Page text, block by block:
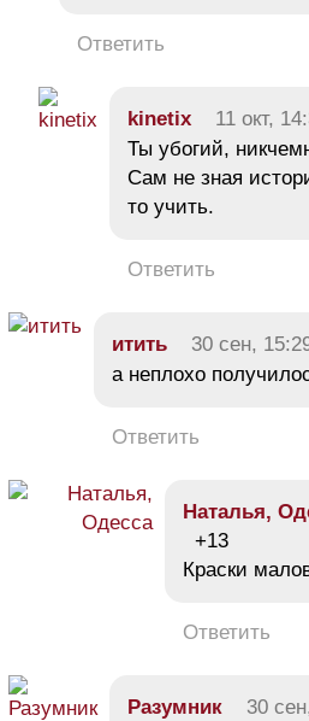
Ответить
kinetix 11 окт,
Ты убогий,
Сам не зная
то учить.
Ответить
итить 30 сен,
а неплохо
Ответить
Наталья,
+13
Краски
Ответить
Разумник 30